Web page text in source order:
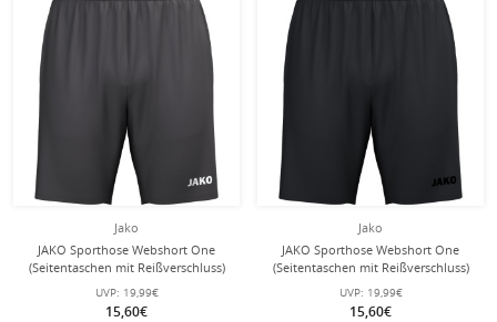
Jako
JAKO Sporthose Webshort One
(Seitentaschen mit Reißverschluss)
kurz anthrazitgrau Kinder
UVP: 19,99€
15,60€
Jako
JAKO Sporthose Webshort One
(Seitentaschen mit Reißverschluss)
kurz schwarz/schwarz Kinder
UVP: 19,99€
15,60€